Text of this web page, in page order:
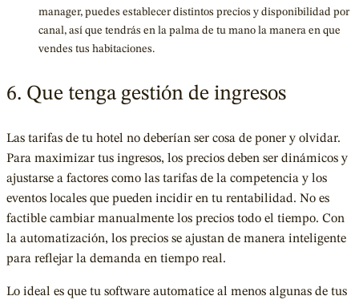
manager, puedes establecer distintos precios y disponibilidad por
canal, así que tendrás en la palma de tu mano la manera en que
vendes tus habitaciones.
6. Que tenga gestión de ingresos
Las tarifas de tu hotel no deberían ser cosa de poner y olvidar.
Para maximizar tus ingresos, los precios deben ser dinámicos y
ajustarse a factores como las tarifas de la competencia y los
eventos locales que pueden incidir en tu rentabilidad. No es
factible cambiar manualmente los precios todo el tiempo. Con
la automatización, los precios se ajustan de manera inteligente
para reflejar la demanda en tiempo real.
Lo ideal es que tu software automatice al menos algunas de tus